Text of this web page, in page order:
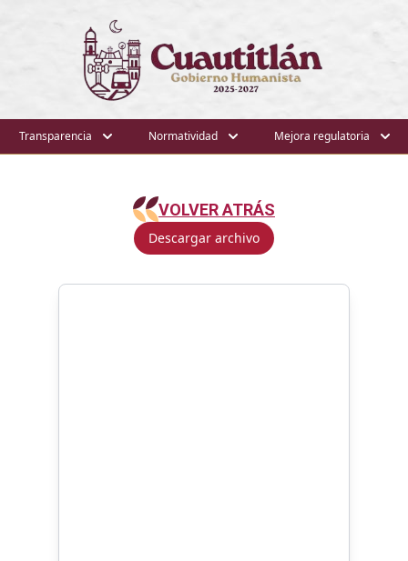
Transparencia Normatividad Mejora regulatoria
VOLVER ATRÁS
Descargar archivo